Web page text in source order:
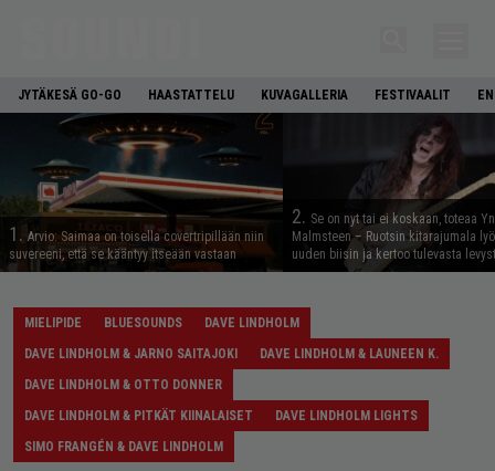
JYTÄKESÄ GO-GO HAASTATTELU KUVAGALLERIA FESTIVAALIT
1. Arvio: Saimaa on toisella covertripillään niin
suvereeni, että se kääntyy itseään vastaan
2. Se on nyt tai ei koskaan, toteaa
Malmsteen – Ruotsin kitarajumala
uuden biisin ja kertoo tulevasta
MIELIPIDE BLUESOUNDS
DAVE LINDHOLM
DAVE LINDHOLM & JARNO SAITAJOKI
DAVE LINDHOLM & LAUNEEN K.
DAVE LINDHOLM & OTTO DONNER
DAVE LINDHOLM & PITKÄT KIINALAISET
DAVE LINDHOLM LIGHTS
SIMO FRANGÉN & DAVE LINDHOLM